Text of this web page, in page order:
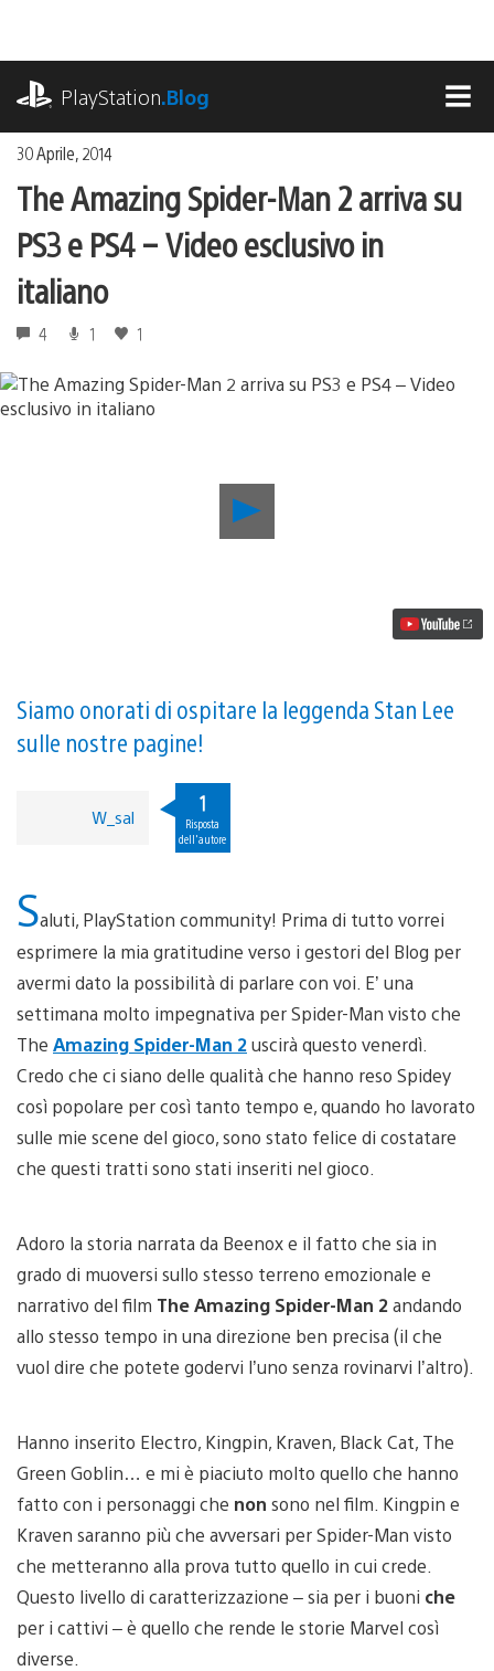
contenuto
PlayStation.Blog
30 Aprile, 2014
The Amazing Spider-Man 2 arriva su
PS3 e PS4 – Video esclusivo in
italiano
4 1 1
The
e
PS4
Siamo onorati di ospitare la leggenda Stan Lee
sulle nostre pagine!
W_sal
1
Risposta
dell'autore
Saluti, PlayStation community! Prima di tutto vorrei
esprimere la mia gratitudine verso i gestori del Blog per
avermi dato la possibilità di parlare con voi. E’ una
settimana molto impegnativa per Spider-Man visto che
The Amazing Spider-Man 2uscirà questo venerdì.
Credo che ci siano delle qualità che hanno reso Spidey
così popolare per così tanto tempo e, quando ho lavorato
sulle mie scene del gioco, sono stato felice di costatare
che questi tratti sono stati inseriti nel gioco.
Adoro la storia narrata da Beenox e il fatto che sia in
grado di muoversi sullo stesso terreno emozionale e
narrativo del film The Amazing Spider-Man 2andando
allo stesso tempo in una direzione ben precisa (il che
vuol dire che potete godervi l’uno senza rovinarvi l’altro).
Hanno inserito Electro, Kingpin, Kraven, Black Cat, The
Green Goblin… e mi è piaciuto molto quello che hanno
fatto con i personaggi che non sono nel film. Kingpin e
Kraven saranno più che avversari per Spider-Man visto
che metteranno alla prova tutto quello in cui crede.
Questo livello di caratterizzazione – sia per i buoni che
per i cattivi – è quello che rende le storie Marvel così
diverse.